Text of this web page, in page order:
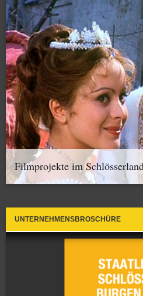
Filmprojekte im
UNTERNEHMENSBROSCHÜRE